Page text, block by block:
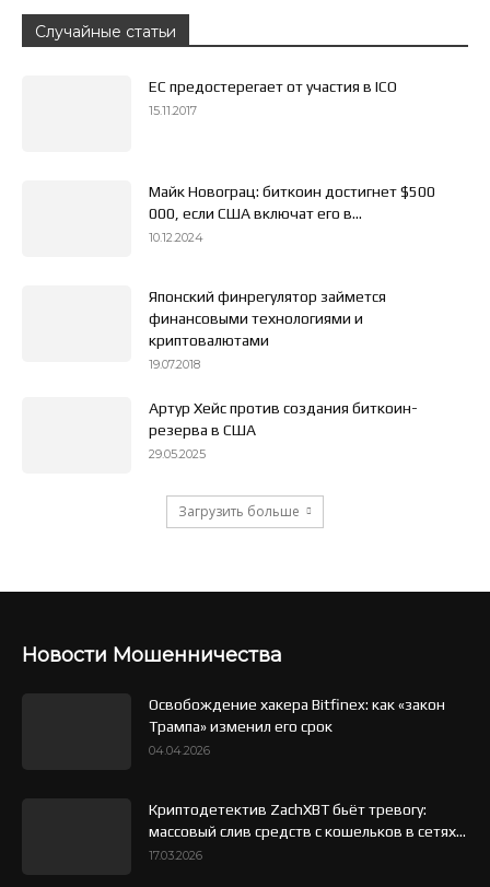
Случайные статьи
ЕС предостерегает от участия в ICO
15.11.2017
Майк Новограц: биткоин достигнет $500
000, если США включат его в...
10.12.2024
Японский финрегулятор займется
финансовыми технологиями и
криптовалютами
19.07.2018
Артур Хейс против создания биткоин-
резерва в США
29.05.2025
Загрузить больше
Новости Мошенничества
Освобождение хакера Bitfinex: как «закон
Трампа» изменил его срок
04.04.2026
Криптодетектив ZachXBT бьёт тревогу:
массовый слив средств с кошельков в сетях...
17.03.2026